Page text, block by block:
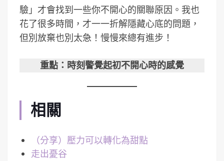
驗」才會找到一些你不開心的關聯原因。我也
花了很多時間，才一一折解隱藏心底的問題，
但別放棄也別太急！慢慢來總有進步！
重點：時刻警覺起初不開心時的感覺
相關
（分享）壓力可以轉化為甜點
走出憂谷